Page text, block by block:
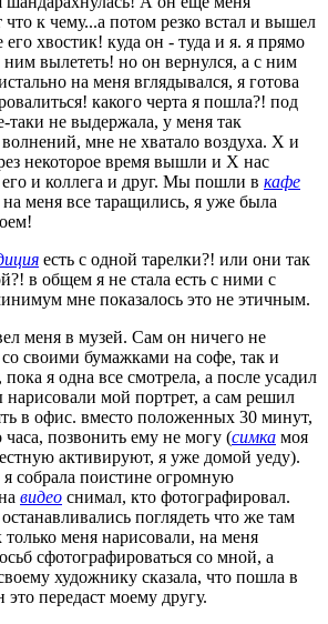
что к чему...а потом резко встал и вышел
его хвостик! куда он - туда и я. я прямо
ним вылететь! но он вернулся, а с ним
на меня вглядывался, я готова
какого черта я пошла?! под
таки не выдержала, у меня так
мне не хватало воздуха. Х и
некоторое время вышли и Х нас
и коллега и друг. Мы пошли в кафе
на меня все таращились, я уже была
есть с одной тарелки?! или они так
в общем я не стала есть с ними с
мне показалось это не этичным.
меня в музей. Сам он ничего не
своими бумажками на софе, так и
я одна все смотрела, а после усадил
нарисовали мой портрет, а сам решил
в офис. вместо положенных 30 минут,
часа, позвонить ему не могу (симка моя
активируют, я уже домой уеду).
собрала поистине огромную
видео снимал, кто фотографировал.
поглядеть что же там
только меня нарисовали, на меня
сфотографироваться со мной, а
художнику сказала, что пошла в
это передаст моему другу.